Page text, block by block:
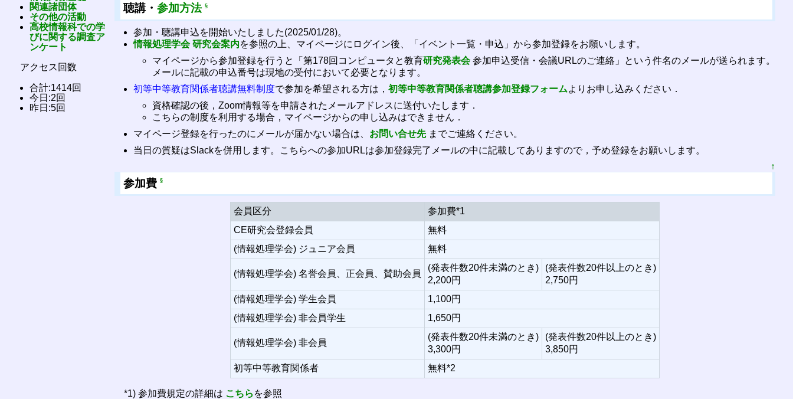
関連諸団体
その他の活動
高校情報科での学
びに関する調査ア
ンケート
アクセス回数
合計:1414回
今日:2回
昨日:5回
聴講・参加方法 §
参加・聴講申込を開始いたしました(2025/01/28)。
情報処理学会 研究会案内を参照の上、マイページにログイン後、「イベント一覧・申込」から参加登録をお願いします。
マイページから参加登録を行うと「第178回コンピュータと教育研究発表会参加申込受信・会議URLのご連絡」という件名のメールが送られます。
メールに記載の申込番号は現地の受付において必要となります。
初等中等教育関係者聴講無料制度で参加を希望される方は， 初等中等教育関係者聴講参加登録フォームよりお申し込みください．
資格確認の後，Zoom情報等を申請されたメールアドレスに送付いたします．
こちらの制度を利用する場合，マイページからの申し込みはできません．
マイページ登録を行ったのにメールが届かない場合は、 お問い合せ先までご連絡ください。
当日の質疑はSlackを併用します。こちらへの参加URLは参加登録完了メールの中に記載してありますので，予め登録をお願いします。
↑
参加費§
会員区分
参加費*1
CE研究会登録会員
無料
(情報処理学会) ジュニア会員
無料
(情報処理学会) 名誉会員、正会員、賛助会員
(発表件数20件未満のとき)
2,200円
(発表件数20件以上のとき)
2,750円
(情報処理学会) 学生会員
1,100円
(情報処理学会) 非会員学生
1,650円
(情報処理学会) 非会員
(発表件数20件未満のとき)
3,300円
(発表件数20件以上のとき)
3,850円
初等中等教育関係者
無料*2
*1) 参加費規定の詳細は こちら を参照